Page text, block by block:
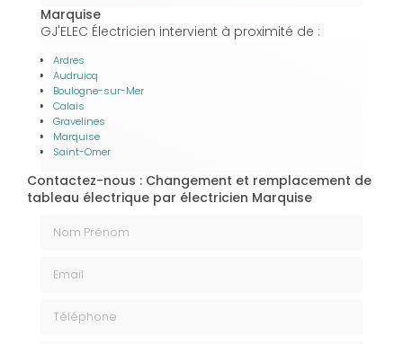
Marquise
GJ'ELEC Électricien intervient à proximité de :
Ardres
Audruicq
Boulogne-sur-Mer
Calais
Gravelines
Marquise
Saint-Omer
Contactez-nous : Changement et remplacement de
tableau électrique par électricien Marquise